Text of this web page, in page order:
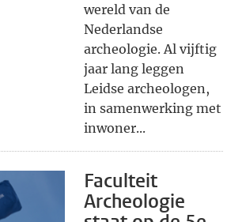
wereld van de
Nederlandse
archeologie. Al vijftig
jaar lang leggen
Leidse archeologen,
in samenwerking met
inwoner...
Faculteit
Archeologie